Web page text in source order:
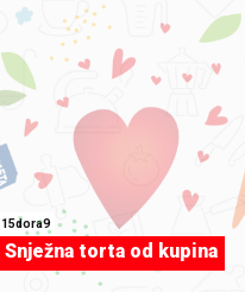
15dora9
Snježna torta od kupina